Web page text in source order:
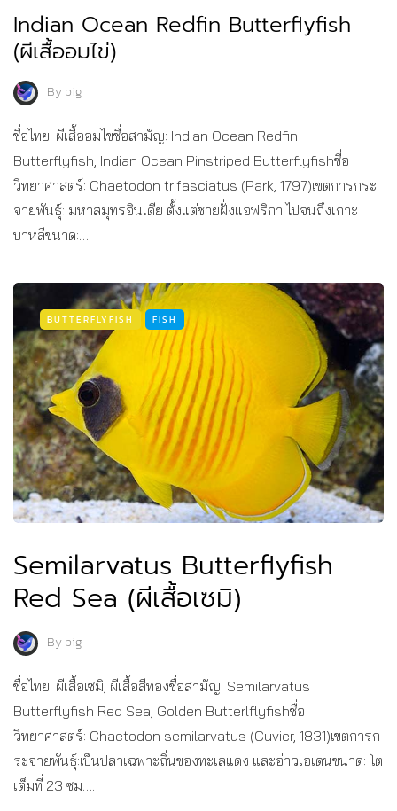
Indian Ocean Redfin Butterflyfish
(ผีเสื้ออมไข่)
Bybig
ชื่อไทย: ผีเสื้ออมไข่ชื่อสามัญ: Indian Ocean Redfin
Butterflyfish, Indian Ocean Pinstriped Butterflyfishชื่อ
วิทยาศาสตร์: Chaetodon trifasciatus (Park, 1797)เขตการกระ
จายพันธุ์: มหาสมุทรอินเดีย ตั้งแต่ชายฝั่งแอฟริกา ไปจนถึงเกาะ
บาหลีขนาด:…
BUTTERFLYFISH FISH
Semilarvatus Butterflyfish
Red Sea (ผีเสื้อเซมิ)
Bybig
ชื่อไทย: ผีเสื้อเซมิ, ผีเสื้อสีทองชื่อสามัญ: Semilarvatus
Butterflyfish Red Sea, Golden Butterlflyfishชื่อ
วิทยาศาสตร์: Chaetodon semilarvatus (Cuvier, 1831)เขตการก
ระจายพันธุ์:เป็นปลาเฉพาะถิ่นของทะเลแดง และอ่าวเอเดนขนาด: โต
เต็มที่ 23 ซม….